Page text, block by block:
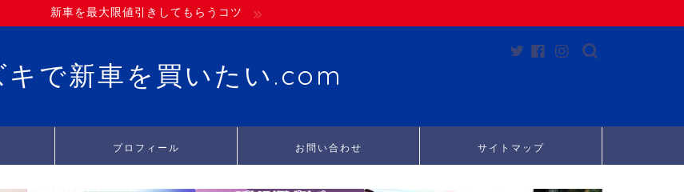
新車を最大限値引きしてもらうコツ
キで新車を買いたい.com
プロフィール お問い合わせ サイトマップ